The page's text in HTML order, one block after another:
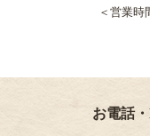
＜営業時
お電話